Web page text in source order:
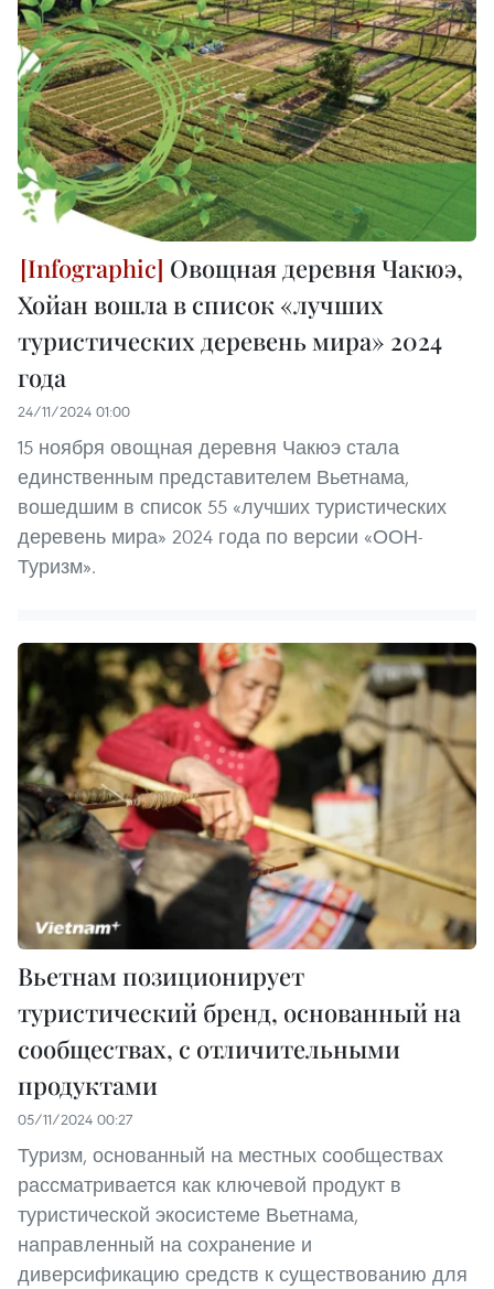
Овощная деревня Чакюэ,
Хойан вошла в список «лучших
туристических деревень мира» 2024
года
24/11/2024 01:00
15 ноября овощная деревня Чакюэ стала
единственным представителем Вьетнама,
вошедшим в список 55 «лучших туристических
деревень мира» 2024 года по версии «ООН-
Туризм».
Вьетнам позиционирует
туристический бренд, основанный на
сообществах, с отличительными
продуктами
05/11/2024 00:27
Туризм, основанный на местных сообществах
рассматривается как ключевой продукт в
туристической экосистеме Вьетнама,
направленный на сохранение и
диверсификацию средств к существованию для